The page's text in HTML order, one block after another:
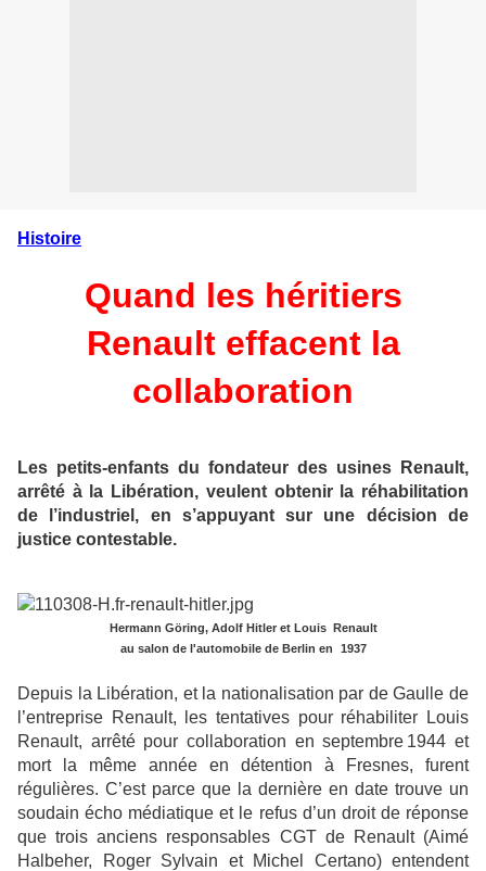
Histoire
Quand les héritiers
Renault effacent la
collaboration
Les petits-enfants du fondateur des usines Renault,
arrêté à la Libération, veulent obtenir la réhabilitation
de l’industriel, en s’appuyant sur une décision de
justice contestable.
Hermann Göring, Adolf Hitler et Louis Renault
au salon de l'automobile de Berlin en
1937
Depuis la Libération, et la nationalisation par de Gaulle de
l’entreprise Renault, les tentatives pour réhabiliter Louis
Renault, arrêté pour collaboration en septembre 1944 et
mort la même année en détention à Fresnes, furent
régulières. C’est parce que la dernière en date trouve un
soudain écho médiatique et le refus d’un droit de réponse
que trois anciens responsables CGT de Renault (Aimé
Halbeher, Roger Sylvain et Michel Certano) entendent